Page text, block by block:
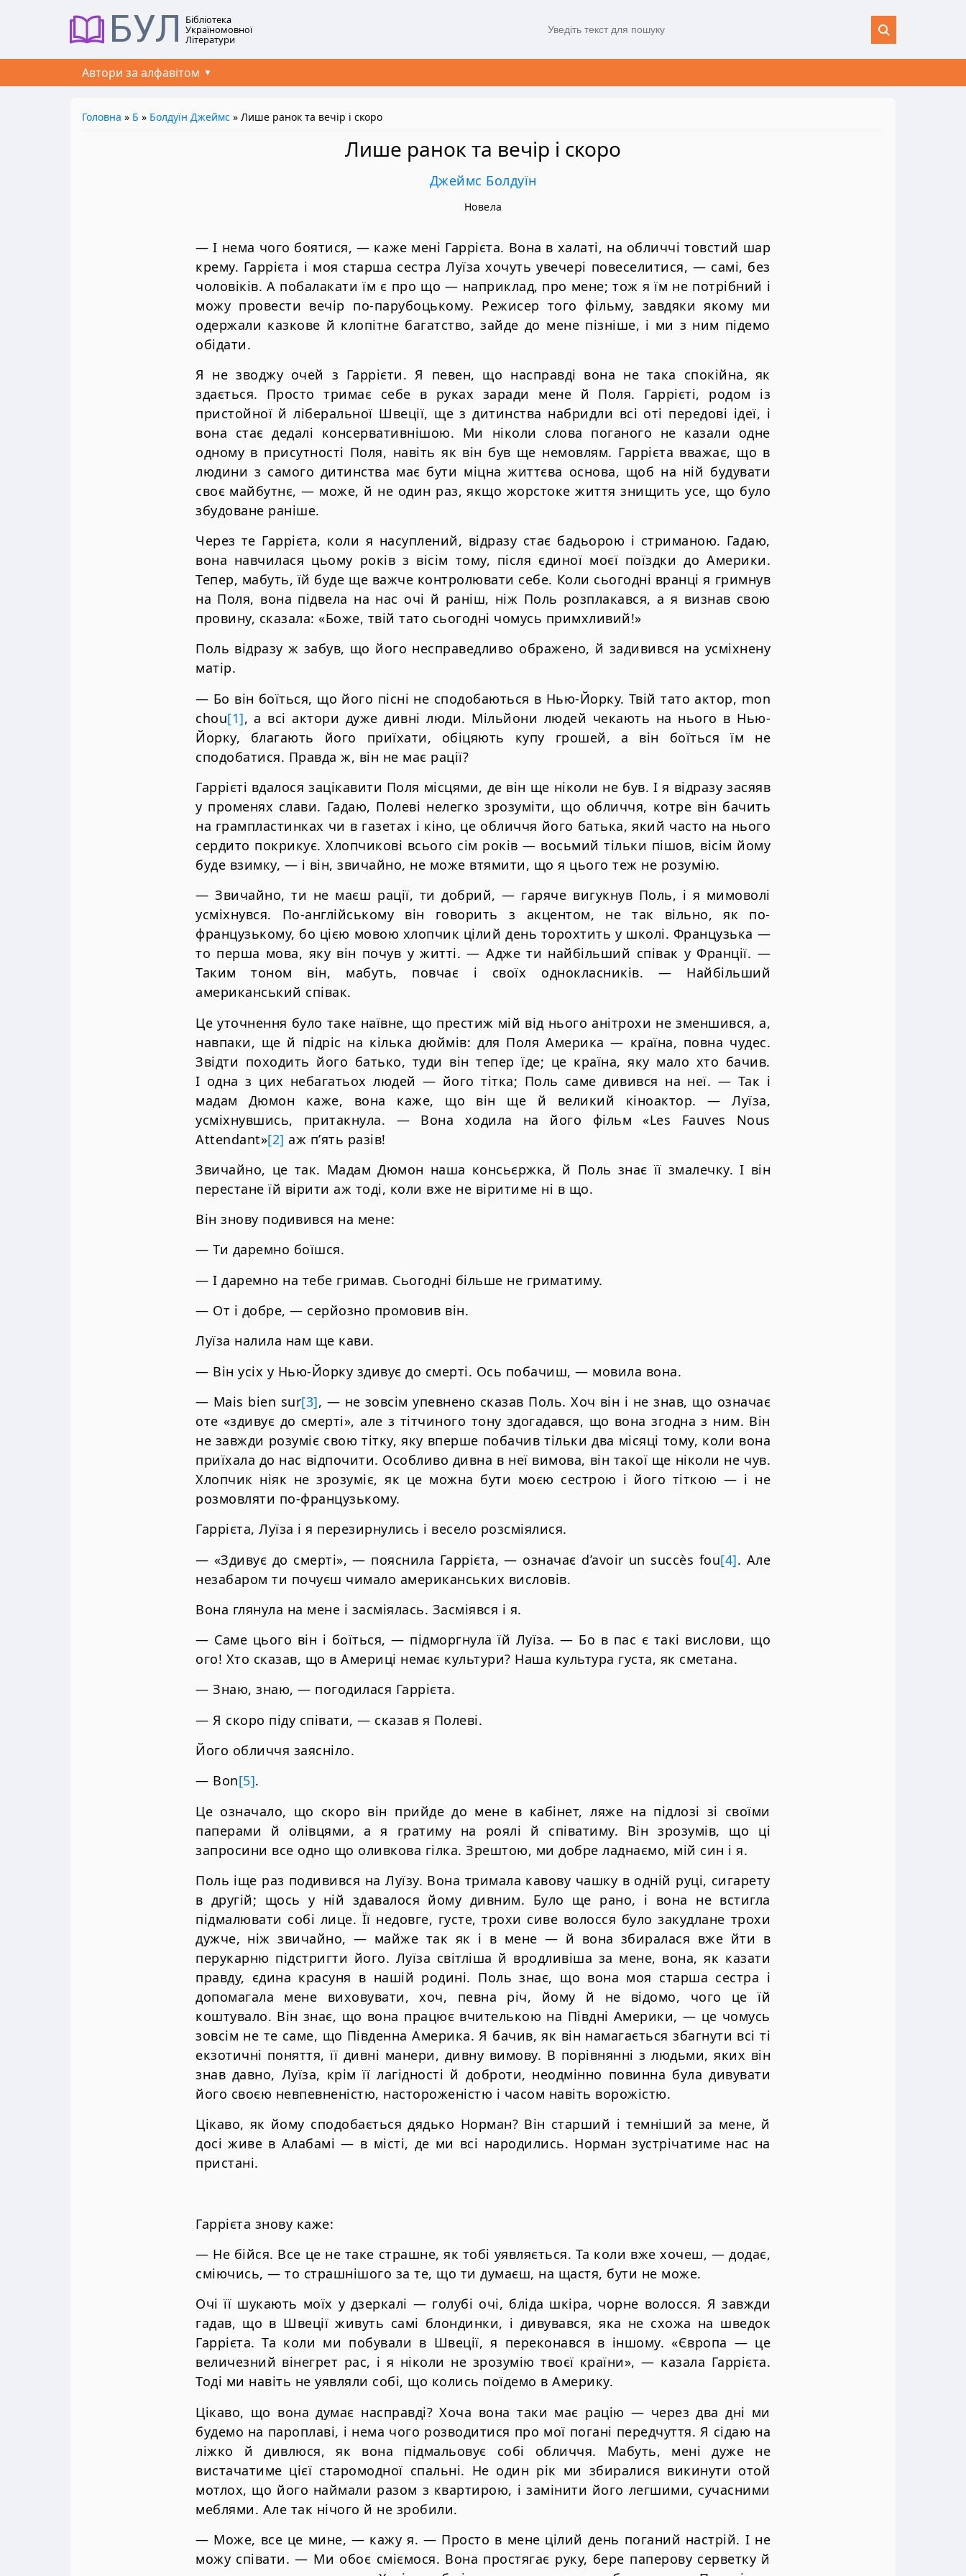
БУЛ Бібліотека
Україномовної
Літератури
Автори за алфавітом
Головна » Б » Болдуїн Джеймс » Лише ранок та вечір і скоро
Лише ранок та вечір і скоро
Джеймс Болдуїн
Новела
— І нема чого боятися, — каже мені Гаррієта. Вона в халаті, на обличчі товстий шар
крему. Гаррієта і моя старша сестра Луїза хочуть увечері повеселитися, — самі, без
чоловіків. А побалакати їм є про що — наприклад, про мене; тож я їм не потрібний і
можу провести вечір по-парубоцькому. Режисер того фільму, завдяки якому ми
одержали казкове й клопітне багатство, зайде до мене пізніше, і ми з ним підемо
обідати.
Я не зводжу очей з Гаррієти. Я певен, що насправді вона не така спокійна, як
здається. Просто тримає себе в руках заради мене й Поля. Гаррієті, родом із
пристойної й ліберальної Швеції, ще з дитинства набридли всі оті передові ідеї, і
вона стає дедалі консервативнішою. Ми ніколи слова поганого не казали одне
одному в присутності Поля, навіть як він був ще немовлям. Гаррієта вважає, що в
людини з самого дитинства має бути міцна життєва основа, щоб на ній будувати
своє майбутнє, — може, й не один раз, якщо жорстоке життя знищить усе, що було
збудоване раніше.
Через те Гаррієта, коли я насуплений, відразу стає бадьорою і стриманою. Гадаю,
вона навчилася цьому років з вісім тому, після єдиної моєї поїздки до Америки.
Тепер, мабуть, їй буде ще важче контролювати себе. Коли сьогодні вранці я гримнув
на Поля, вона підвела на нас очі й раніш, ніж Поль розплакався, а я визнав свою
провину, сказала: «Боже, твій тато сьогодні чомусь примхливий!»
Поль відразу ж забув, що його несправедливо ображено, й задивився на усміхнену
матір.
— Бо він боїться, що його пісні не сподобаються в Нью-Йорку. Твій тато актор, mon
chou[1], а всі актори дуже дивні люди. Мільйони людей чекають на нього в Нью-
Йорку, благають його приїхати, обіцяють купу грошей, а він боїться їм не
сподобатися. Правда ж, він не має рації?
Гаррієті вдалося зацікавити Поля місцями, де він ще ніколи не був. І я відразу засяяв
у променях слави. Гадаю, Полеві нелегко зрозуміти, що обличчя, котре він бачить
на грампластинках чи в газетах і кіно, це обличчя його батька, який часто на нього
сердито покрикує. Хлопчикові всього сім років — восьмий тільки пішов, вісім йому
буде взимку, — і він, звичайно, не може втямити, що я цього теж не розумію.
— Звичайно, ти не маєш рації, ти добрий, — гаряче вигукнув Поль, і я мимоволі
усміхнувся. По-англійському він говорить з акцентом, не так вільно, як по-
французькому, бо цією мовою хлопчик цілий день торохтить у школі. Французька —
то перша мова, яку він почув у житті. — Адже ти найбільший співак у Франції. —
Таким тоном він, мабуть, повчає і своїх однокласників. — Найбільший
американський співак.
Це уточнення було таке наївне, що престиж мій від нього анітрохи не зменшився, а,
навпаки, ще й підріс на кілька дюймів: для Поля Америка — країна, повна чудес.
Звідти походить його батько, туди він тепер їде; це країна, яку мало хто бачив.
І одна з цих небагатьох людей — його тітка; Поль саме дивився на неї. — Так і
мадам Дюмон каже, вона каже, що він ще й великий кіноактор. — Луїза,
усміхнувшись, притакнула. — Вона ходила на його фільм «Les Fauves Nous
Attendant»[2] аж п’ять разів!
Звичайно, це так. Мадам Дюмон наша консьєржка, й Поль знає її змалечку. І він
перестане їй вірити аж тоді, коли вже не віритиме ні в що.
Він знову подивився на мене:
— Ти даремно боїшся.
— І даремно на тебе гримав. Сьогодні більше не гриматиму.
— От і добре, — серйозно промовив він.
Луїза налила нам ще кави.
— Він усіх у Нью-Йорку здивує до смерті. Ось побачиш, — мовила вона.
— Mais bien sur[3], — не зовсім упевнено сказав Поль. Хоч він і не знав, що означає
оте «здивує до смерті», але з тітчиного тону здогадався, що вона згодна з ним. Він
не завжди розуміє свою тітку, яку вперше побачив тільки два місяці тому, коли вона
приїхала до нас відпочити. Особливо дивна в неї вимова, він такої ще ніколи не чув.
Хлопчик ніяк не зрозуміє, як це можна бути моєю сестрою і його тіткою — і не
розмовляти по-французькому.
Гаррієта, Луїза і я перезирнулись і весело розсміялися.
— «Здивує до смерті», — пояснила Гаррієта, — означає d’avoir un succès fou[4]. Але
незабаром ти почуєш чимало американських висловів.
Вона глянула на мене і засміялась. Засміявся і я.
— Саме цього він і боїться, — підморгнула їй Луїза. — Бо в пас є такі вислови, що
ого! Хто сказав, що в Америці немає культури? Наша культура густа, як сметана.
— Знаю, знаю, — погодилася Гаррієта.
— Я скоро піду співати, — сказав я Полеві.
Його обличчя заясніло.
— Bon[5].
Це означало, що скоро він прийде до мене в кабінет, ляже на підлозі зі своїми
паперами й олівцями, а я гратиму на роялі й співатиму. Він зрозумів, що ці
запросини все одно що оливкова гілка. Зрештою, ми добре ладнаємо, мій син і я.
Поль іще раз подивився на Луїзу. Вона тримала кавову чашку в одній руці, сигарету
в другій; щось у ній здавалося йому дивним. Було ще рано, і вона не встигла
підмалювати собі лице. Її недовге, густе, трохи сиве волосся було закудлане трохи
дужче, ніж звичайно, — майже так як і в мене — й вона збиралася вже йти в
перукарню підстригти його. Луїза світліша й вродливіша за мене, вона, як казати
правду, єдина красуня в нашій родині. Поль знає, що вона моя старша сестра і
допомагала мене виховувати, хоч, певна річ, йому й не відомо, чого це їй
коштувало. Він знає, що вона працює вчителькою на Півдні Америки, — це чомусь
зовсім не те саме, що Південна Америка. Я бачив, як він намагається збагнути всі ті
екзотичні поняття, її дивні манери, дивну вимову. В порівнянні з людьми, яких він
знав давно, Луїза, крім її лагідності й доброти, неодмінно повинна була дивувати
його своєю невпевненістю, настороженістю і часом навіть ворожістю.
Цікаво, як йому сподобається дядько Норман? Він старший і темніший за мене, й
досі живе в Алабамі — в місті, де ми всі народились. Норман зустрічатиме нас на
пристані.
Гаррієта знову каже:
— Не бійся. Все це не таке страшне, як тобі уявляється. Та коли вже хочеш, — додає,
сміючись, — то страшнішого за те, що ти думаєш, на щастя, бути не може.
Очі її шукають моїх у дзеркалі — голубі очі, бліда шкіра, чорне волосся. Я завжди
гадав, що в Швеції живуть самі блондинки, і дивувався, яка не схожа на шведок
Гаррієта. Та коли ми побували в Швеції, я переконався в іншому. «Європа — це
величезний вінегрет рас, і я ніколи не зрозумію твоєї країни», — казала Гаррієта.
Тоді ми навіть не уявляли собі, що колись поїдемо в Америку.
Цікаво, що вона думає насправді? Хоча вона таки має рацію — через два дні ми
будемо на пароплаві, і нема чого розводитися про мої погані передчуття. Я сідаю на
ліжко й дивлюся, як вона підмальовує собі обличчя. Мабуть, мені дуже не
вистачатиме цієї старомодної спальні. Не один рік ми збиралися викинути отой
мотлох, що його наймали разом з квартирою, і замінити його легшими, сучасними
меблями. Але так нічого й не зробили.
— Може, все це мине, — кажу я. — Просто в мене цілий день поганий настрій. І не
можу співати. — Ми обоє сміємося. Вона простягає руку, бере паперову серветку й